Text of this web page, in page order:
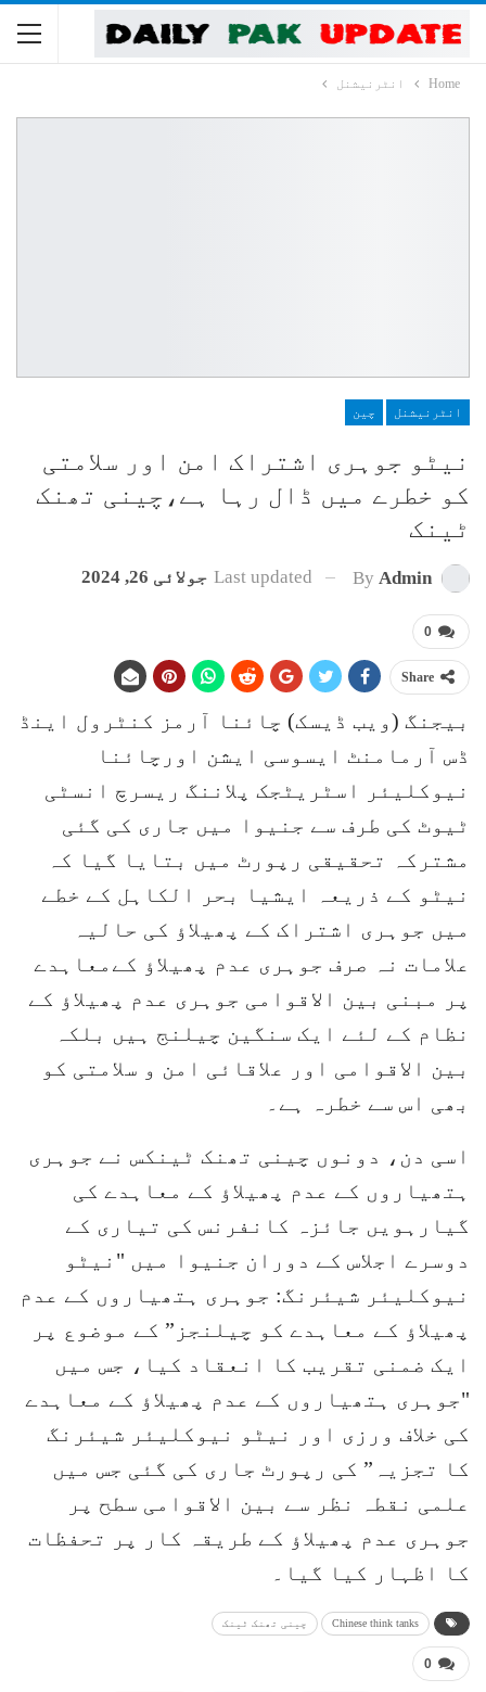
Home انٹرنیشنل
انٹرنیشنل چین
نیٹو جوہری اشتراک امن اور سلامتی
کو خطرے میں ڈال رہا ہے،چینی تھنک
ٹینک
By Admin
Last updated جولائی 26, 2024
0
Share
بیجنگ (ویب ڈیسک) چائنا آرمز کنٹرول اینڈ
ڈس آرمامنٹ ایسوسی ایشن اورچائنا
نیوکلیئر اسٹریٹجک پلاننگ ریسرچ انسٹی
ٹیوٹ کی طرف سے جنیوا میں جاری کی گئی
مشترکہ تحقیقی رپورٹ میں بتایا گیا کہ
نیٹو کے ذریعہ ایشیا بحر الکاہل کے خطے
میں جوہری اشتراک کے پھیلاؤ کی حالیہ
علامات نہ صرف جوہری عدم پھیلاؤ کےمعاہدے
پر مبنی بین الاقوامی جوہری عدم پھیلاؤ کے
نظام کے لئے ایک سنگین چیلنج ہیں بلکہ
بین الاقوامی اور علاقائی امن و سلامتی کو
بھی اس سے خطرہ ہے۔
اسی دن، دونوں چینی تھنک ٹینکس نے جوہری
ہتھیاروں کے عدم پھیلاؤ کے معاہدے کی
گیارہویں جائزہ کانفرنس کی تیاری کے
دوسرے اجلاس کے دوران جنیوا میں "نیٹو
نیوکلیئر شیئرنگ: جوہری ہتھیاروں کے عدم
پھیلاؤ کے معاہدے کو چیلنجز” کے موضوع پر
ایک ضمنی تقریب کا انعقاد کیا، جس میں
"جوہری ہتھیاروں کے عدم پھیلاؤ کے معاہدے
کی خلاف ورزی اور نیٹو نیوکلیئر شیئرنگ
کا تجزیہ” کی رپورٹ جاری کی گئی جس میں
علمی نقطہ نظر سے بین الاقوامی سطح پر
جوہری عدم پھیلاؤ کے طریقہ کار پر تحفظات
کا اظہار کیا گیا۔
Chinese think tanks چینی تھنک ٹینک
0